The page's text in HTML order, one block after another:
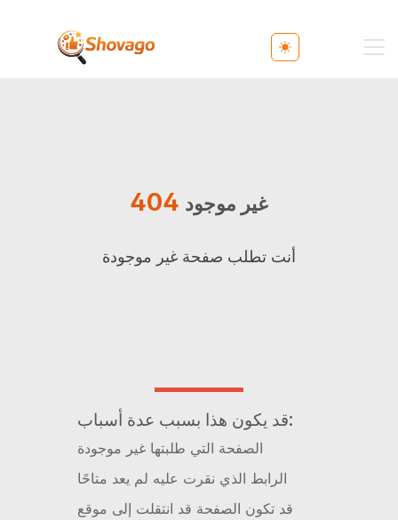
Toggle theme
404 غير موجود
أنت تطلب صفحة غير موجودة
قد يكون هذا بسبب عدة أسباب:
الصفحة التي طلبتها غير موجودة
الرابط الذي نقرت عليه لم يعد متاحًا
قد تكون الصفحة قد انتقلت إلى موقع